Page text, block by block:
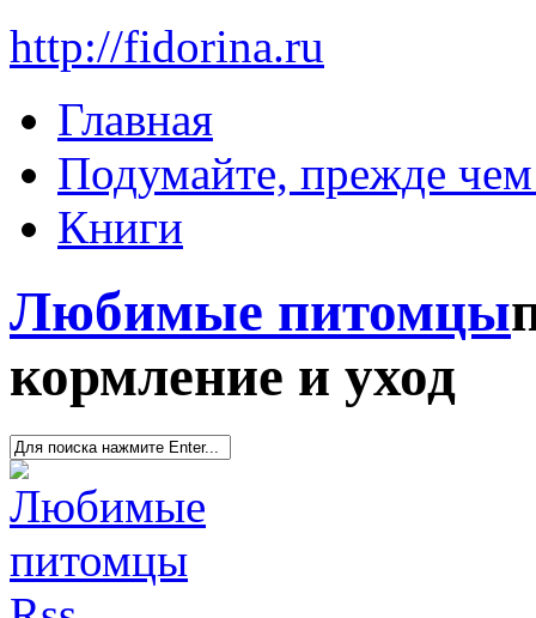
http://fidorina.ru
Главная
Подумайте, прежде чем
Книги
Любимые питомцы
кормление и уход